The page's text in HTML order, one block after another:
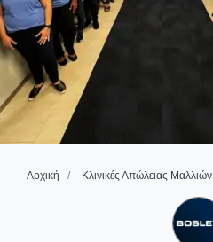
Αρχική Κλινικές Απώλειας Μαλλιών